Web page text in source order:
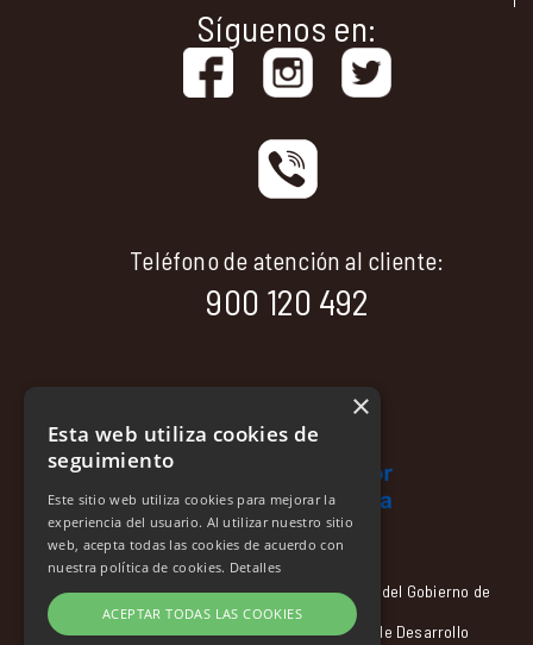
Síguenos en:
Teléfono de atención al cliente:
900 120 492
Esta empresa se ha acogido a las subvenciones del Gobierno de
España cofinanciadas con el Fondo Europeo de Desarrollo
Esta web utiliza cookies de
seguimiento
Este sitio web utiliza cookies para mejorar la
experiencia del usuario. Al utilizar nuestro sitio
web, acepta todas las cookies de acuerdo con
nuestra política de cookies. Detalles
ACEPTAR TODAS LAS COOKIES
×